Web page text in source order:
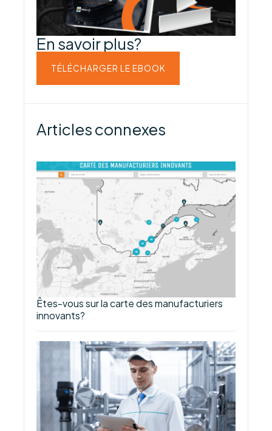
En savoir plus?
TÉLÉCHARGER LE EBOOK
Articles connexes
Êtes-vous sur la carte des manufacturiers
innovants?